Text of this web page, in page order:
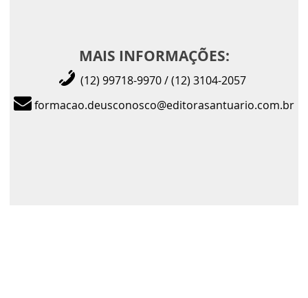
MAIS INFORMAÇÕES:
(12) 99718-9970 / (12) 3104-2057
formacao.deusconosco@editorasantuario.com.br